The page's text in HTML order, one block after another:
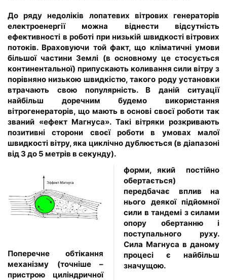
До ряду недоліків лопатевих вітрових генераторів
електроенергії можна віднести відсутність
ефективності в роботі при низькій швидкості вітрових
потоків. Враховуючи той факт, що кліматичні умови
більшої частини Землі (в основному це стосується
континентальної) припускають коливання сили вітру з
порівняно низькою швидкістю, такого роду установки
втрачають свою популярність. В даній ситуації
найбільш доречним будемо використання
вітрогенераторів, що мають в основі своєї роботи так
званий «ефект Магнуса». Такі вітряки розкривають
позитивні сторони своєї роботи в умовах малої
швидкості вітру, яка циклічно дублюється (в діапазоні
від 3 до 5 метрів в секунду).
Поперечне обтікання
механізму (точніше –
пристрою циліндричної
форми, який постійно
обертається)
передбачає вплив на
нього деякої підйомної
сили в тандемі з силами
опору обертанню і
поступального руху.
Сила Магнуса в даному
процесі є найбільш
значущою.